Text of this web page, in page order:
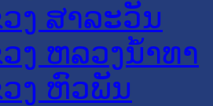
ງ ສາລະວັນ
ງ ຫລວງນໍ້າທາ
ງ ຫົວພັນ